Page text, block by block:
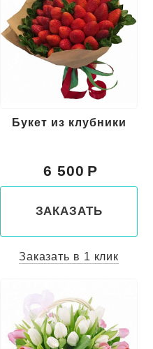
Букет из клубники
6 500
ЗАКАЗАТЬ
Заказать в 1 клик